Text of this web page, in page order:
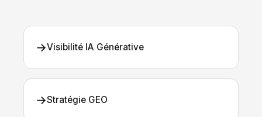
→Visibilité IA Générative
→Stratégie GEO